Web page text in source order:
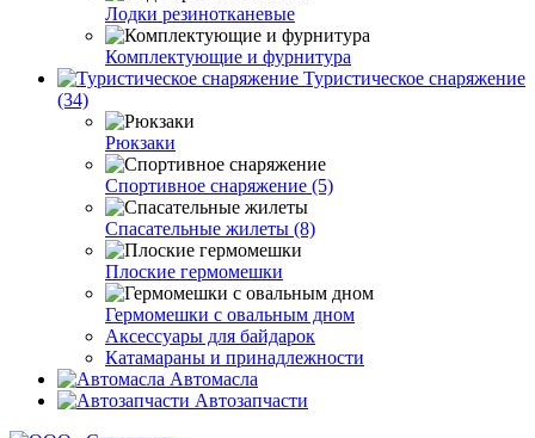
Лодки резинотканевые
Комплектующие и фурнитура
Туристическое снаряжение
(34)
Рюкзаки
Спортивное снаряжение (5)
Спасательные жилеты (8)
Плоские гермомешки
Гермомешки с овальным дном
Аксессуары для байдарок
Катамараны и принадлежности
Автомасла
Автозапчасти